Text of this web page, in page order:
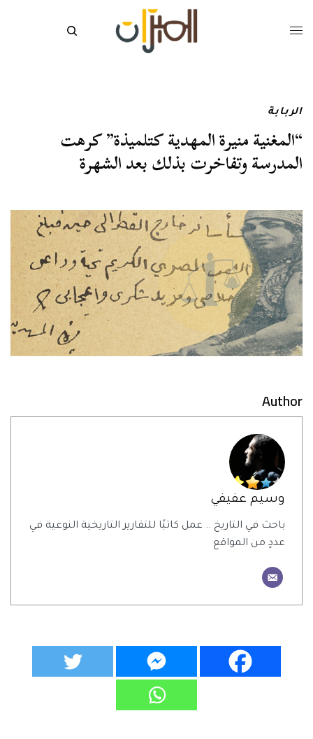
الربابة
“المغنية منيرة المهدية كتلميذة” كرهت
المدرسة وتفاخرت بذلك بعد الشهرة
Author
وسيم عفيفي
باحث في التاريخ .. عمل كاتبًا للتقارير التاريخية النوعية في
عددٍ من المواقع